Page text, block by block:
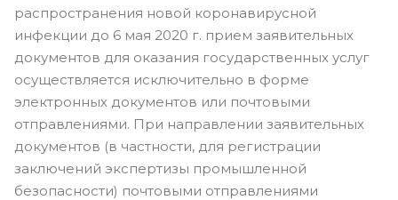
распространения новой коронавирусной
инфекции до 6 мая 2020 г. прием заявительных
документов для оказания государственных услуг
осуществляется исключительно в форме
электронных документов или почтовыми
отправлениями. При направлении заявительных
документов (в частности, для регистрации
заключений экспертизы промышленной
безопасности) почтовыми отправлениями